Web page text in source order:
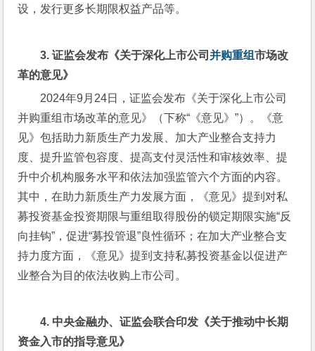
设，发行更多长期限权益产品等。
3. 证监会发布《关于深化上市公司并购重组市场改
革的意见》
2024年9月24日，证监会发布《关于深化上市公司
并购重组市场改革的意见》（下称“《意见》”）。《意
见》包括助力新质生产力发展、加大产业整合支持力
度、提升监管包容度、提高支付灵活性和审核效率、提
升中介机构服务水平和依法加强监管六个方面的内容。
其中，在助力新质生产力发展方面，《意见》提到对私
募投资基金投资期限与重组取得股份的锁定期限实施“反
向挂钩”，促进“募投管退”良性循环；在加大产业整合支
持力度方面，《意见》提到支持私募投资基金以促进产
业整合为目的依法收购上市公司。
4. 中央金融办、证监会联合印发《关于推动中长期
资金入市的指导意见》